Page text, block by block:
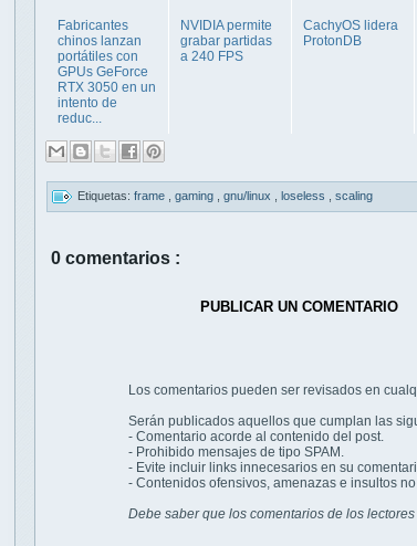
Fabricantes
chinos lanzan
portátiles con
GPUs GeForce
RTX 3050 en un
intento de
reduc...
NVIDIA permite
grabar partidas
a 240 FPS
CachyOS lidera
ProtonDB
Etiquetas: frame gaming gnu/linux loseless scaling
0 comentarios :
PUBLICAR UN COMENTARIO
Los comentarios pueden ser revisados en
Serán publicados aquellos que cumplan las
- Comentario acorde al contenido del post.
- Prohibido mensajes de tipo SPAM.
- Evite incluir links innecesarios en su
- Contenidos ofensivos, amenazas e insultos
Debe saber que los comentarios de los